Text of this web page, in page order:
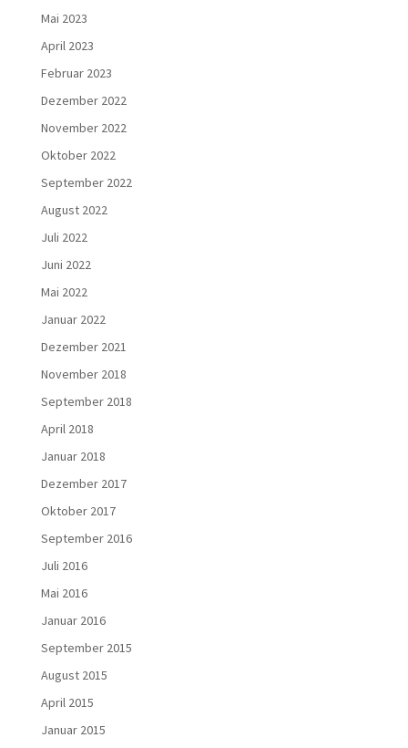
Mai 2023
April 2023
Februar 2023
Dezember 2022
November 2022
Oktober 2022
September 2022
August 2022
Juli 2022
Juni 2022
Mai 2022
Januar 2022
Dezember 2021
November 2018
September 2018
April 2018
Januar 2018
Dezember 2017
Oktober 2017
September 2016
Juli 2016
Mai 2016
Januar 2016
September 2015
August 2015
April 2015
Januar 2015